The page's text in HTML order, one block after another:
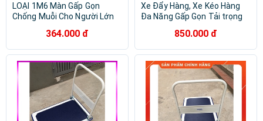
LOẠI 1M6 Màn Gấp Gọn
Chống Muỗi Cho Người Lớn
Muỗi Thông Minh
364.000 đ
Xe Đẩy Hàng, Xe Kéo Hàng
Đa Năng Gấp Gọn Tải trọng
850.000 đ